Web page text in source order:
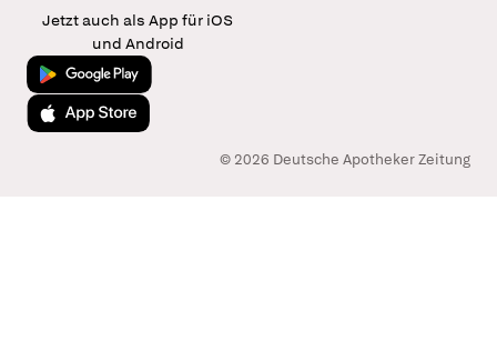
Jetzt auch als App für iOS
und Android
Jetzt bei Google Play
Laden im App Store
© 2026 Deutsche Apotheker Zeitung